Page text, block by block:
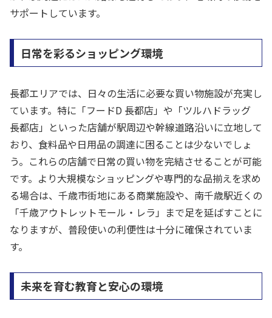
サポートしています。
日常を彩るショッピング環境
長都エリアでは、日々の生活に必要な買い物施設が充実し
ています。特に「フードD 長都店」や「ツルハドラッグ
長都店」といった店舗が駅周辺や幹線道路沿いに立地して
おり、食料品や日用品の調達に困ることは少ないでしょ
う。これらの店舗で日常の買い物を完結させることが可能
です。より大規模なショッピングや専門的な品揃えを求め
る場合は、千歳市街地にある商業施設や、南千歳駅近くの
「千歳アウトレットモール・レラ」まで足を延ばすことに
なりますが、普段使いの利便性は十分に確保されていま
す。
未来を育む教育と安心の環境